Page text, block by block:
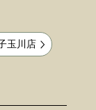
玉川店